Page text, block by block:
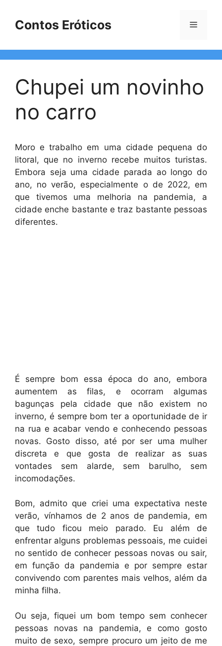
Contos Eróticos Menu
Chupei um novinho
no carro
Moro e trabalho em uma cidade pequena do
litoral, que no inverno recebe muitos turistas.
Embora seja uma cidade parada ao longo do
ano, no verão, especialmente o de 2022, em
que tivemos uma melhoria na pandemia, a
cidade enche bastante e traz bastante pessoas
diferentes.
É sempre bom essa época do ano, embora
aumentem as filas, e ocorram algumas
bagunças pela cidade que não existem no
inverno, é sempre bom ter a oportunidade de ir
na rua e acabar vendo e conhecendo pessoas
novas. Gosto disso, até por ser uma mulher
discreta e que gosta de realizar as suas
vontades sem alarde, sem barulho, sem
incomodações.
Bom, admito que criei uma expectativa neste
verão, vínhamos de 2 anos de pandemia, em
que tudo ficou meio parado. Eu além de
enfrentar alguns problemas pessoais, me cuidei
no sentido de conhecer pessoas novas ou sair,
em função da pandemia e por sempre estar
convivendo com parentes mais velhos, além da
minha filha.
Ou seja, fiquei um bom tempo sem conhecer
pessoas novas na pandemia, e como gosto
muito de sexo, sempre procuro um jeito de me